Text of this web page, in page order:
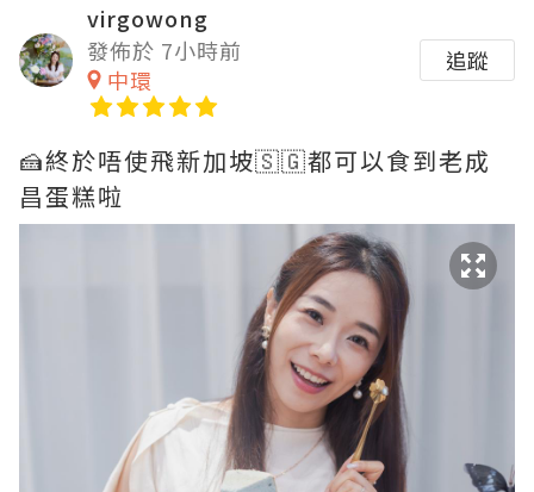
virgowong
發佈於 7小時前
中環
追蹤
🍰終於唔使飛新加坡🇸🇬都可以食到老成
昌蛋糕啦